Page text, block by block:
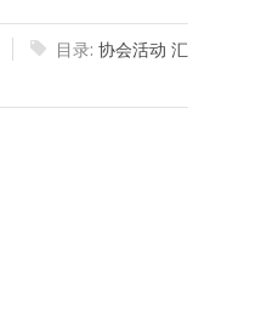
目录: 协会活动 汇